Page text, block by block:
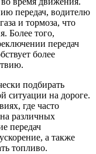
передач, водителю
и тормоза, что
Более того,
передач
более
подбирать
ситуации на дороге.
где часто
различных
передач
а также
топливо.